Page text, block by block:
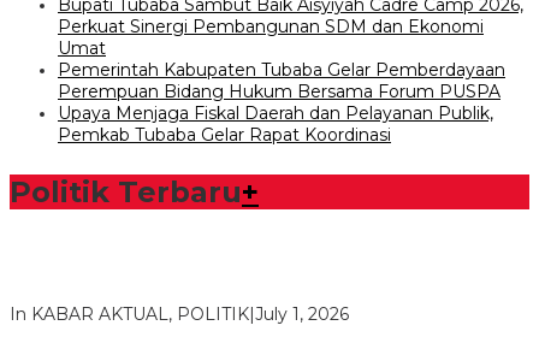
Bupati Tubaba Sambut Baik Aisyiyah Cadre Camp 2026,
Perkuat Sinergi Pembangunan SDM dan Ekonomi
Umat
Pemerintah Kabupaten Tubaba Gelar Pemberdayaan
Perempuan Bidang Hukum Bersama Forum PUSPA
Upaya Menjaga Fiskal Daerah dan Pelayanan Publik,
Pemkab Tubaba Gelar Rapat Koordinasi
Politik Terbaru+
In KABAR AKTUAL, POLITIK July 1, 2026